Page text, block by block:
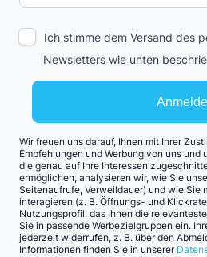
Ich stimme dem Versand des
Newsletters wie unten
Wir freuen uns darauf, Ihnen mit Ihrer
Empfehlungen und Werbung von uns
die genau auf Ihre Interessen
ermöglichen, analysieren wir, wie Sie
Seitenaufrufe, Verweildauer) und wie Sie
interagieren (z. B. Öffnungs- und
Nutzungsprofil, das Ihnen die
Sie in passende Werbezielgruppen ein.
jederzeit widerrufen, z. B. über den
Informationen finden Sie in unserer